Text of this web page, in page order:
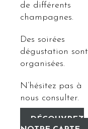
de différents
champagnes.
Des soirées
dégustation sont
organisées.
N’hésitez pas à
nous consulter.
DÉCOUVREZ